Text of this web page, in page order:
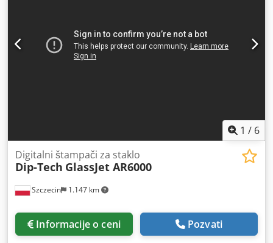
1 / 6
Szczecin 1.147 km
Digitalni štampači za staklo
Dip-Tech GlassJet AR6000
Informacije o ceni Pozvati